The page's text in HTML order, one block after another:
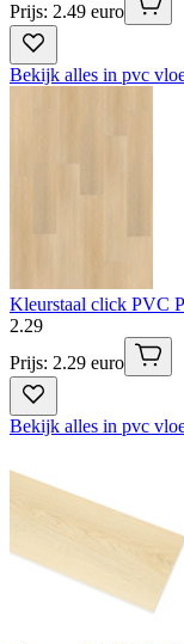
Prijs: 2.49 euro
Bekijk alles in pvc
Kleurstaal click PVC
2.29
Prijs: 2.29 euro
Bekijk alles in pvc